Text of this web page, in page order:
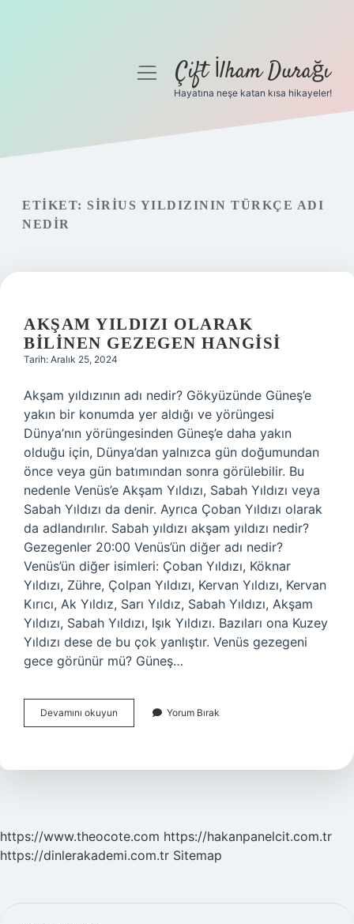
Gizlilik Politikası
Hakkımızda
menüyüÇift İlham Durağı
Hayatına neşe katan kısa hikayeler!
ETIKET: SIRIUS YILDIZININ TÜRKÇE ADI
NEDIR
AKŞAM YILDIZI OLARAK
BILINEN GEZEGEN HANGISI
Tarih: Aralık 25, 2024
Akşam yıldızının adı nedir? Gökyüzünde Güneş’e
yakın bir konumda yer aldığı ve yörüngesi
Dünya’nın yörüngesinden Güneş’e daha yakın
olduğu için, Dünya’dan yalnızca gün doğumundan
önce veya gün batımından sonra görülebilir. Bu
nedenle Venüs’e Akşam Yıldızı, Sabah Yıldızı veya
Sabah Yıldızı da denir. Ayrıca Çoban Yıldızı olarak
da adlandırılır. Sabah yıldızı akşam yıldızı nedir?
Gezegenler 20:00 Venüs’ün diğer adı nedir?
Venüs’ün diğer isimleri: Çoban Yıldızı, Köknar
Yıldızı, Zühre, Çolpan Yıldızı, Kervan Yıldızı, Kervan
Kırıcı, Ak Yıldız, Sarı Yıldız, Sabah Yıldızı, Akşam
Yıldızı, Sabah Yıldızı, Işık Yıldızı. Bazıları ona Kuzey
Yıldızı dese de bu çok yanlıştır. Venüs gezegeni
gece görünür mü? Güneş…
Devamını okuyun
Yıldızı
Gezegen
Yorum Bırak
https://www.theocote.com https://hakanpanelcit.com.tr
https://dinlerakademi.com.tr Sitemap